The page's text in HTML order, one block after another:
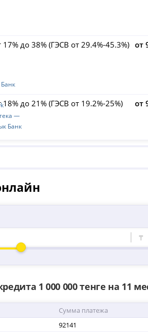
17% до 38% (ГЭСВ от 29.4%-45.3%) от
—
Банк
18% до 21% (ГЭСВ от 19.2%-25%)
от
₸
1 000 000 тенге на 11
Сумма платежа
92141